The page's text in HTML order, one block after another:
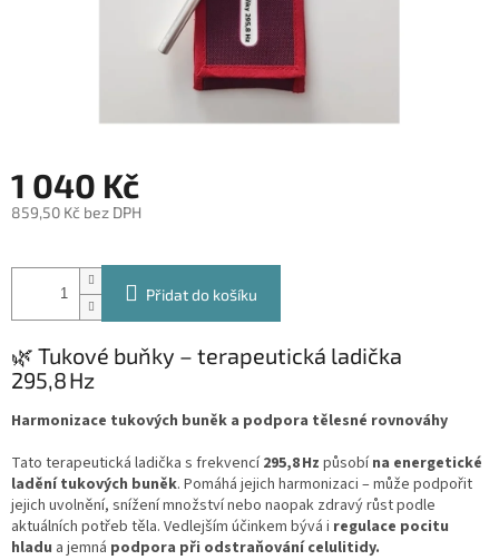
1 040 Kč
859,50 Kč bez DPH
cena:
Přidat do košíku
🌿 Tukové buňky – terapeutická ladička
295,8 Hz
Harmonizace tukových buněk a podpora tělesné rovnováhy
Tato terapeutická ladička s frekvencí295,8 Hz působína energetické
ladění tukových buněk. Pomáhá jejich harmonizaci – může podpořit
jejich uvolnění, snížení množství nebo naopak zdravý růst podle
aktuálních potřeb těla. Vedlejším účinkem bývá i regulace pocitu
hladu a jemná podpora při odstraňování celulitidy.